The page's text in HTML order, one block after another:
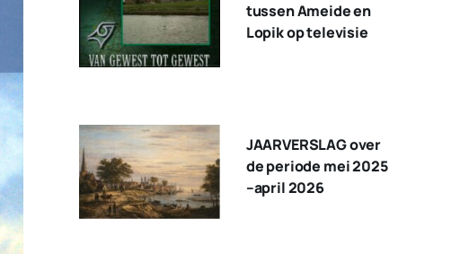
tussen Ameide en
Lopik op televisie
JAARVERSLAG over
de periode mei 2025
–april 2026